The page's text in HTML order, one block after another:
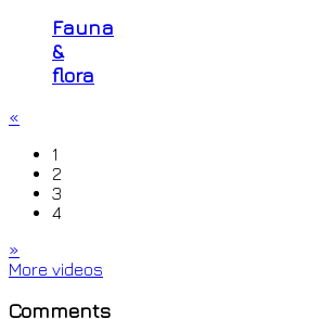
Fauna
&
flora
«
1
2
3
4
»
More videos
Comments